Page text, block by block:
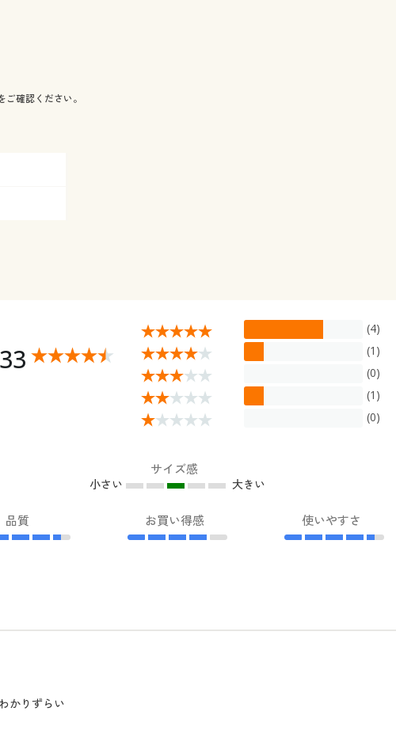
ご確認ください。
(4)
(1)
(0)
(1)
(0)
サイズ感
小さい 大きい
品質 お買い得感 使いやすさ
かりずらい